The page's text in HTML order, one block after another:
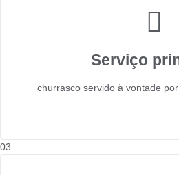
Serviço
churrasco servido à vontade
03